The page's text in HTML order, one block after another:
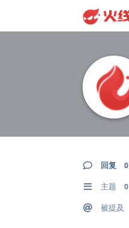
回复 0
主题 0
被提及